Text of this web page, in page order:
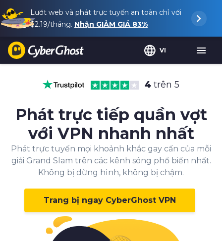
Lướt web và phát trực tuyến an toàn chỉ với
$2.19/tháng. Nhận GIẢM GIÁ 83%
VI
4 trên 5
Phát trực tiếp quần vợt
với VPN nhanh nhất
Phát trực tuyến mọi khoảnh khắc gay cấn của mỗi
giải Grand Slam trên các kênh sóng phổ biến nhất.
Không bị dừng hình, không bị chậm.
Trang bị ngay CyberGhost VPN